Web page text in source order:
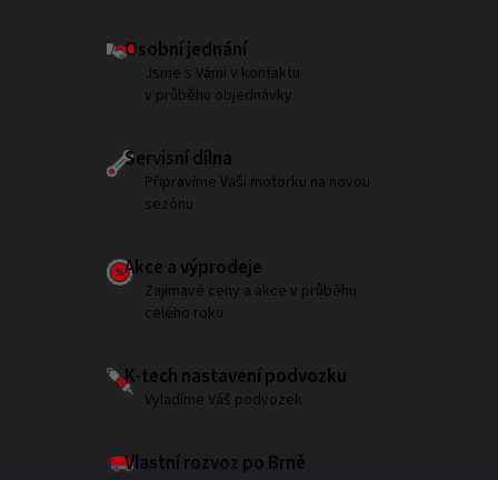
Osobní jednání
Jsme s Vámi v kontaktu
v průběhu objednávky
Servisní dílna
Připravíme Vaši motorku na novou
sezónu
Akce a výprodeje
Zajímavé ceny a akce v průběhu
celého roku
K-tech nastavení podvozku
Vyladíme Váš podvozek
Vlastní rozvoz po Brně